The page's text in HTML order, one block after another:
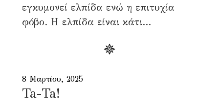
εγκυμονεί ελπίδα ενώ η επιτυχία
φόβο. Η ελπίδα είναι κάτι...
8 Μαρτίου, 2025
Ta-Ta!